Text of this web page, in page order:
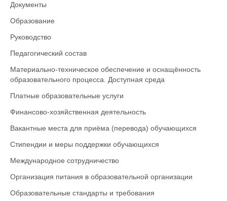
Документы
Образование
Руководство
Педагогический состав
Материально-техническое обеспечение и оснащённость
образовательного процесса. Доступная среда
Платные образовательные услуги
Финансово-хозяйственная деятельность
Вакантные места для приёма (перевода) обучающихся
Стипендии и меры поддержки обучающихся
Международное сотрудничество
Организация питания в образовательной организации
Образовательные стандарты и требования